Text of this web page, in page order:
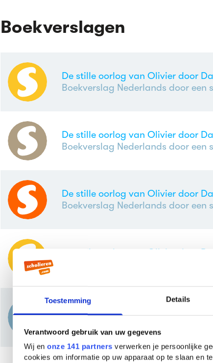
Toestemming Details
Verantwoord gebruik van uw gegevens
Wij en onze 141 partners verwerken je persoonlijke
cookies om informatie op uw apparaat op te slaan en
Boekverslagen
De stille oorlog van Olivier door
Boekverslag Nederlands door een
De stille oorlog van Olivier door
Boekverslag Nederlands door een
De stille oorlog van Olivier door
Boekverslag Nederlands door een
De stille oorlog van Olivier door
De stille oorlog van Olivier door